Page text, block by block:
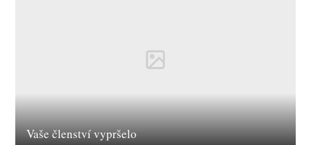
Vaše členství vypršelo